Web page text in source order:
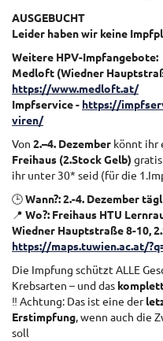
AUSGEBUCHT
Leider haben wir keine
Weitere HPV-Impfangebote:
Medloft (Wiedner
https://www.medloft.at/
Impfservice - https://
viren/
Von 2.–4. Dezember könnt ihr
Freihaus (2.Stock Gelb)
ihr unter 30* seid (für die
🕒Wann?: 2.-4. Dezember
📍 Wo?: Freihaus HTU
Wiedner Hauptstraße 8-10,
https://maps.tuwien.ac.at/
Die Impfung schützt ALLE
Krebsarten – und das
‼️ Achtung: Das ist eine der
Erstimpfung, wenn auch die
soll